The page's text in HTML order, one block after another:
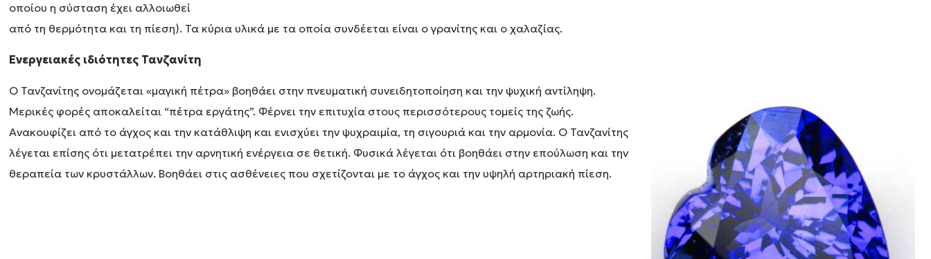
οποίου η σύσταση έχει αλλοιωθεί
από τη θερμότητα και τη πίεση). Τα κύρια υλικά με τα οποία συνδέεται είναι ο γρανίτης και ο χαλαζίας.
Ενεργειακές ιδιότητες Τανζανίτη
Ο Τανζανίτης ονομάζεται «μαγική πέτρα» βοηθάει στην πνευματική συνειδητοποίηση και την ψυχική αντίληψη.
Μερικές φορές αποκαλείται “πέτρα εργάτης”. Φέρνει την επιτυχία στους περισσότερους τομείς της ζωής.
Ανακουφίζει από το άγχος και την κατάθλιψη και ενισχύει την ψυχραιμία, τη σιγουριά και την αρμονία. Ο Τανζανίτης
λέγεται επίσης ότι μετατρέπει την αρνητική ενέργεια σε θετική. Φυσικά λέγεται ότι βοηθάει στην επούλωση και την
θεραπεία των κρυστάλλων. Βοηθάει στις ασθένειες που σχετίζονται με το άγχος και την υψηλή αρτηριακή πίεση.